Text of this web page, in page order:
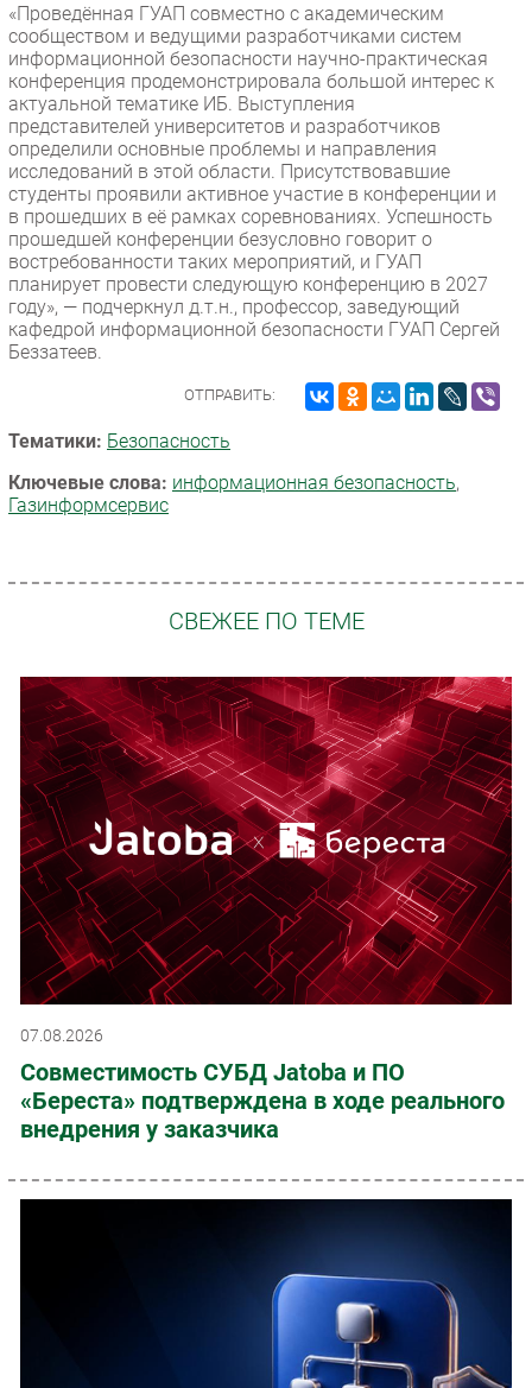
«Проведённая ГУАП совместно с академическим
сообществом и ведущими разработчиками систем
информационной безопасности научно-практическая
конференция продемонстрировала большой интерес к
актуальной тематике ИБ. Выступления
представителей университетов и разработчиков
определили основные проблемы и направления
исследований в этой области. Присутствовавшие
студенты проявили активное участие в конференции и
в прошедших в её рамках соревнованиях. Успешность
прошедшей конференции безусловно говорит о
востребованности таких мероприятий, и ГУАП
планирует провести следующую конференцию в 2027
году», — подчеркнул д.т.н., профессор, заведующий
кафедрой информационной безопасности ГУАП Сергей
Беззатеев.
ОТПРАВИТЬ:
Тематики: Безопасность
Ключевые слова: информационная безопасность,
Газинформсервис
СВЕЖЕЕ ПО ТЕМЕ
07.08.2026
Совместимость СУБД Jatoba и ПО
«Береста» подтверждена в ходе реального
внедрения у заказчика